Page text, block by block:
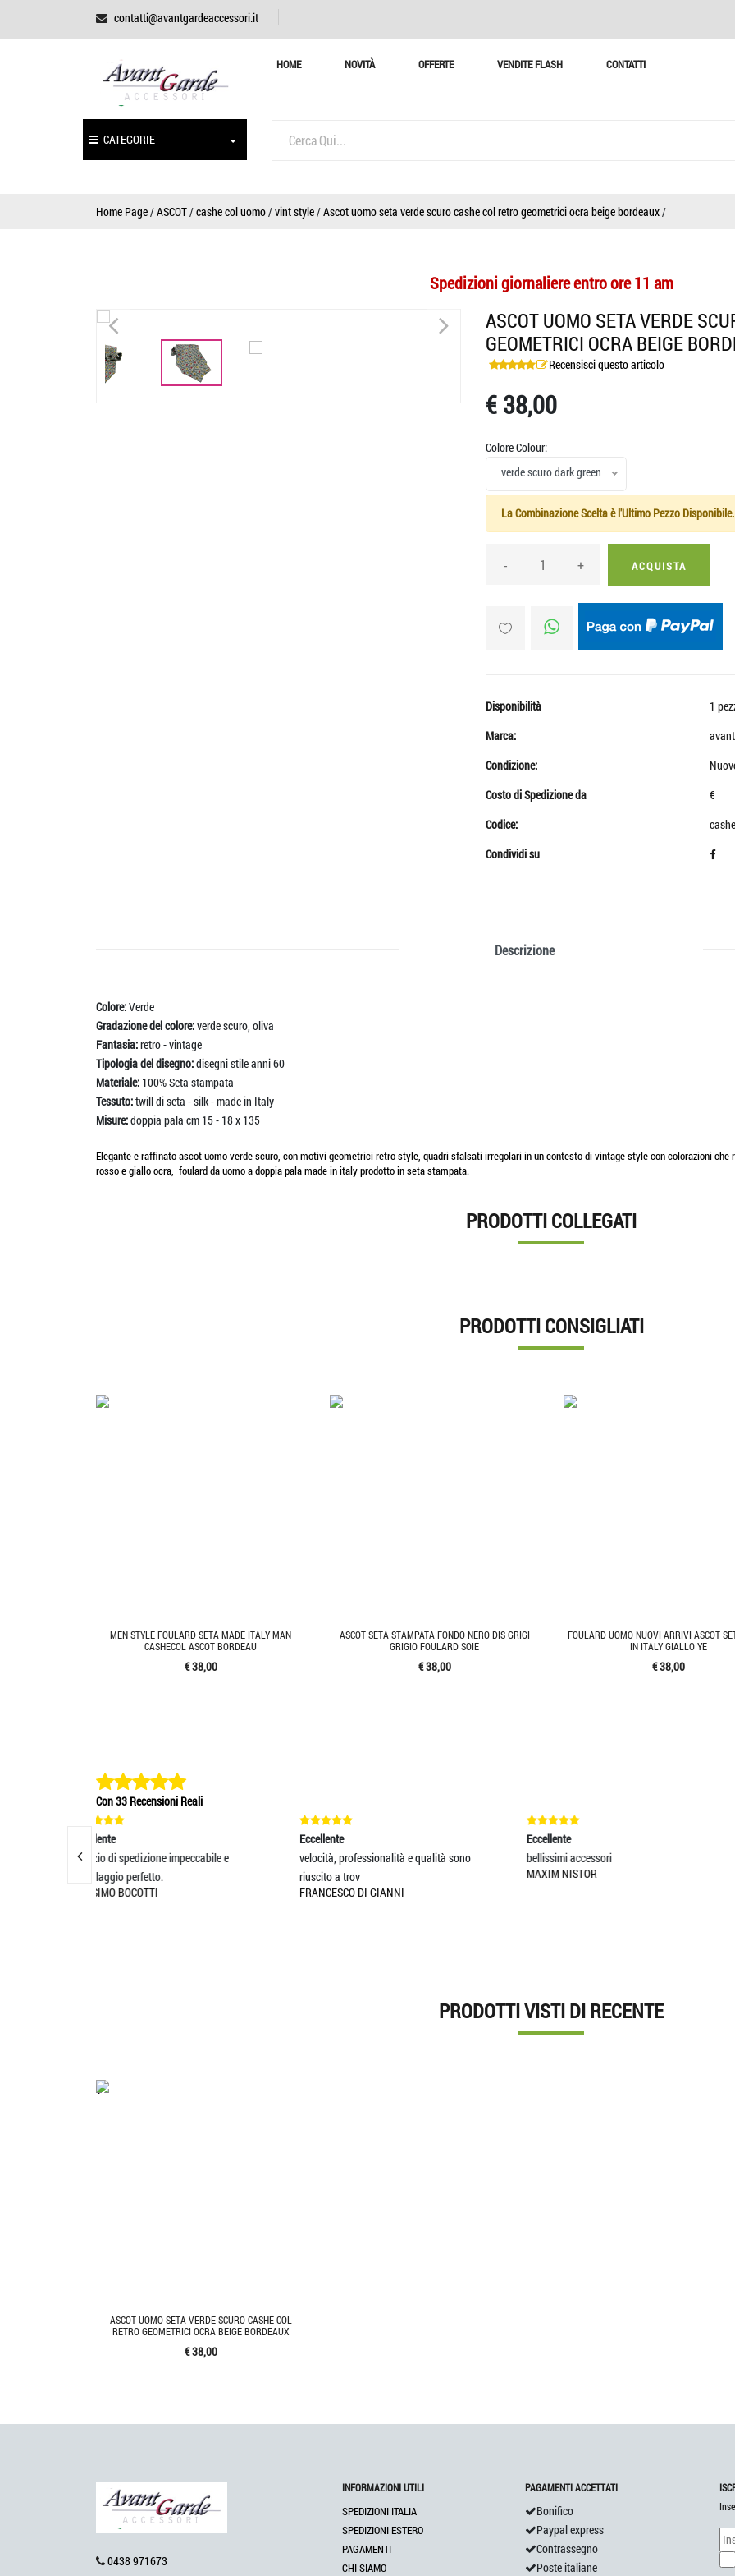
contatti@avantgardeaccessori.it
HOME NOVITÀ OFFERTE VENDITE FLASH CONTATTI
CATEGORIE
Home Page/ASCOT/cashe col uomo/vint style/Ascot uomo seta verde scuro cashe col retro geometrici ocra beige bordeaux/
Spedizioni giornaliere entro ore 11 am
< >
ASCOT UOMO SETA VERDE
GEOMETRICI OCRA BEIGE
Recensisci questo articolo
€ 38,00
Colore Colour:
verde scuro dark green
La Combinazione Scelta è l'Ultimo Pezzo Disponibile.
- + ACQUISTA
Disponibilità
1
Marca:
Condizione:
Costo di Spedizione da
€
Codice:
Condividi su
Descrizione
Colore:Verde
Gradazione del colore:verde scuro, oliva
Fantasia:retro - vintage
Tipologia del disegno:disegni stile anni 60
Materiale: 100% Seta stampata
Tessuto:twill di seta - silk - made in Italy
Misure:doppia pala cm 15 - 18 x 135
Elegante e raffinato ascot uomo verde scuro, con motivi geometrici retro style, quadri sfalsati irregolari in un contesto di vintage style con colorazioni
rosso e giallo ocra, foulard da uomo a doppia pala made in italy prodotto in seta stampata.
PRODOTTI COLLEGATI
PRODOTTI CONSIGLIATI
MEN STYLE FOULARD SETA MADE ITALY MAN
CASHECOL ASCOT BORDEAU
€ 38,00
ASCOT SETA STAMPATA FONDO NERO DIS GRIGI
GRIGIO FOULARD SOIE
€ 38,00
FOULARD UOMO NUOVI ARRIVI ASCOT
IN ITALY GIALLO YE
€ 38,00
Con 33 Recensioni Reali
velocità, professionalità e qualità sono
riuscito a trov
FRANCESCO DI GIANNI
bellissimi accessori
MAXIM NISTOR
SCIARPA BELLISSIMA ED OTTIMO
TESSUTO!VENDITORE
PRODOTTI VISTI DI RECENTE
'.'
ASCOT UOMO SETA VERDE SCURO CASHE COL
RETRO GEOMETRICI OCRA BEIGE BORDEAUX
€ 38,00
0438 971673
INFORMAZIONI UTILI
SPEDIZIONI ITALIA
SPEDIZIONI ESTERO
PAGAMENTI
CHI SIAMO
PAGAMENTI ACCETTATI
Bonifico
Paypal express
Contrassegno
Poste italiane